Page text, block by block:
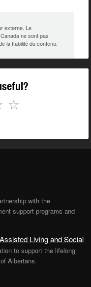
externe. Le
ne sont pas
la fiabilité du contenu.
☆
with the
support programs and
Living and Social
to support the lifelong
Albertans.